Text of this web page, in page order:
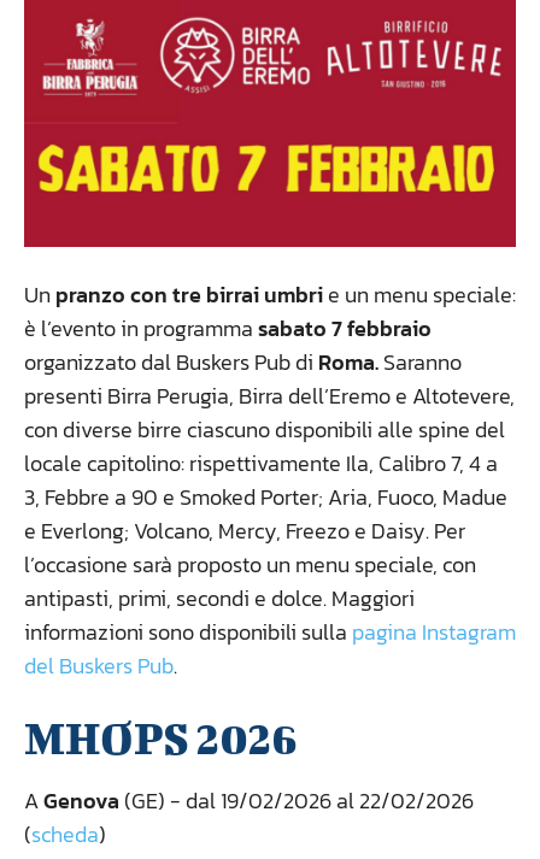
Un pranzo con tre birrai umbrie un menu speciale:
è l’evento in programmasabato 7 febbraio
organizzato dal Buskers Pub di Roma.Saranno
presenti Birra Perugia, Birra dell’Eremo e Altotevere,
con diverse birre ciascuno disponibili alle spine del
locale capitolino: rispettivamente Ila, Calibro 7, 4 a
3, Febbre a 90 e Smoked Porter; Aria, Fuoco, Madue
e Everlong; Volcano, Mercy, Freezo e Daisy. Per
l’occasione sarà proposto un menu speciale, con
antipasti, primi, secondi e dolce. Maggiori
informazioni sono disponibili sulla pagina Instagram
del Buskers Pub.
MHOPS 2026
AGenova (GE) - dal 19/02/2026 al 22/02/2026
(scheda)